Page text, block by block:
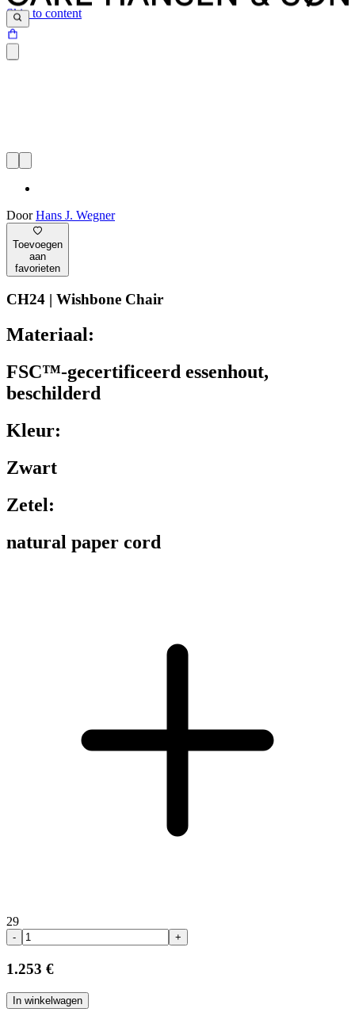
Skip to content
DoorHans J. Wegner
Toevoegen
aan
favorieten
CH24 | Wishbone Chair
Materiaal:
FSC™-gecertificeerd essenhout,
beschilderd
Kleur:
Zwart
Zetel:
natural paper cord
29
- +
1.253 €
In winkelwagen